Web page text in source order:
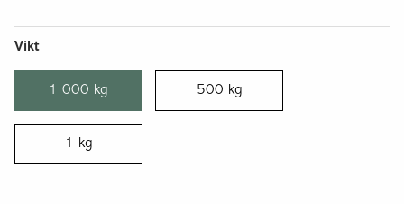
Vikt
1 000 kg 500 kg
1 kg